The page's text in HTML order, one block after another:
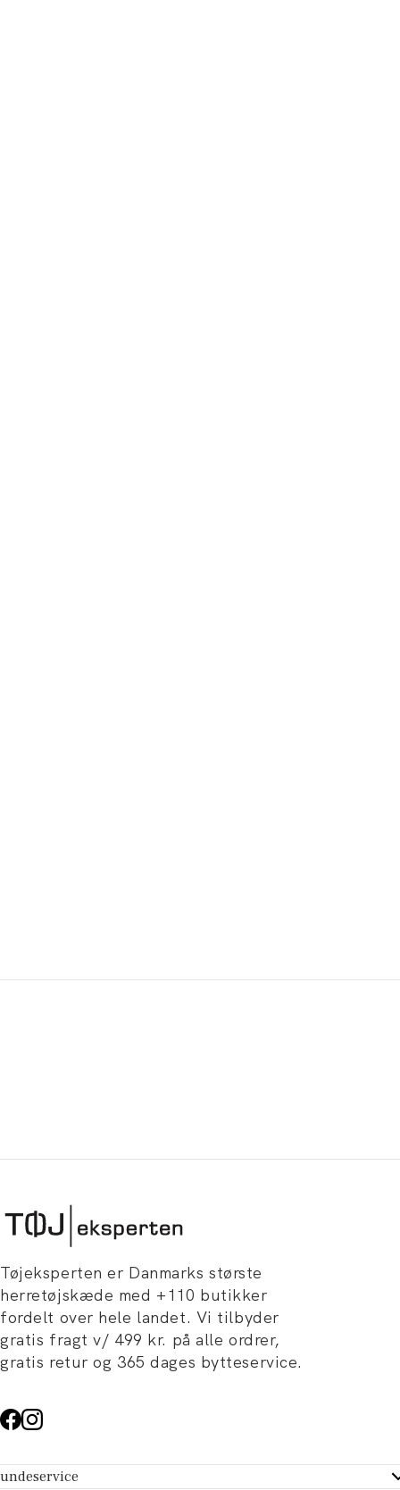
Tøjeksperten er Danmarks største
herretøjskæde med +110 butikker
fordelt over hele landet. Vi tilbyder
gratis fragt v/ 499 kr. på alle ordrer,
gratis retur og 365 dages bytteservice.